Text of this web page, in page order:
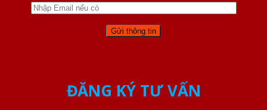
ĐĂNG KÝ TƯ VẤN